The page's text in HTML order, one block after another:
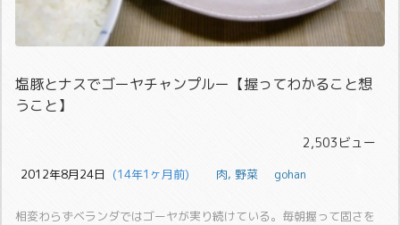
塩豚とナスでゴーヤチャンプルー【握ってわかること想
うこと】
2,503ビュー
2012年8月24日
  (14年1ヶ月前)
肉, 野菜 gohan
相変わらずベランダではゴーヤが実り続けている。 毎朝握って固さを